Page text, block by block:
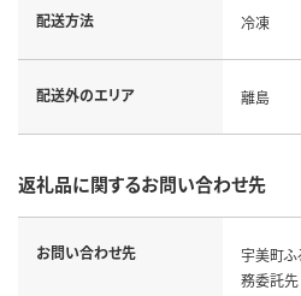
配送方法 冷凍
配送外のエリア 離島
返礼品に関するお問い合わせ先
お問い合わせ先
宇美町ふ
務委託